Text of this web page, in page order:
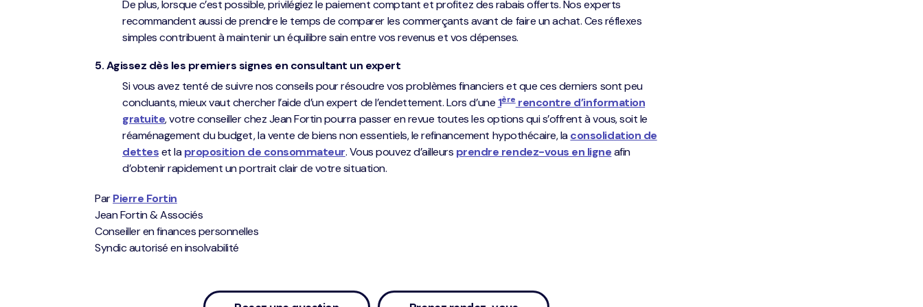
De plus, lorsque c’est possible, privilégiez le paiement comptant et profitez des rabais offerts. Nos experts
recommandent aussi de prendre le temps de comparer les commerçants avant de faire un achat. Ces réflexes
simples contribuent à maintenir un équilibre sain entre vos revenus et vos dépenses.
5. Agissez dès les premiers signes en consultant un expert
Si vous avez tenté de suivre nos conseils pour résoudre vos problèmes financiers et que ces derniers sont peu
concluants, mieux vaut chercher l’aide d’un expert de l’endettement. Lors d’une 1èrerencontre d’information
gratuite, votre conseiller chez Jean Fortin pourra passer en revue toutes les options qui s’offrent à vous, soit le
réaménagement du budget, la vente de biens non essentiels, le refinancement hypothécaire, laconsolidation de
detteset laproposition de consommateur. Vous pouvez d’ailleurs prendre rendez-vous en ligneafin
d’obtenir rapidement un portrait clair de votre situation.
ParPierre Fortin
Jean Fortin & Associés
Conseiller en finances personnelles
Syndic autorisé en insolvabilité